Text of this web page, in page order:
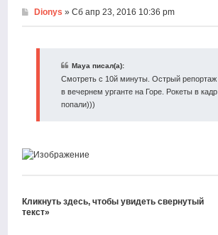
Dionys » Сб апр 23, 2016 10:36 pm
Maya писал(а):
Смотреть с 10й минуты. Острый репортаж
в вечернем урганте на Горе. Рокеты в кадр
попали)))
Кликнуть здесь, чтобы увидеть свернутый
текст»